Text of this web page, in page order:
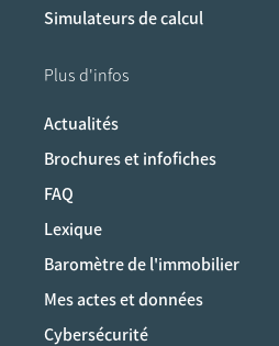
Simulateurs de calcul
Plus d'infos
Actualités
Brochures et infofiches
FAQ
Lexique
Baromètre de l'immobilier
Mes actes et données
Cybersécurité